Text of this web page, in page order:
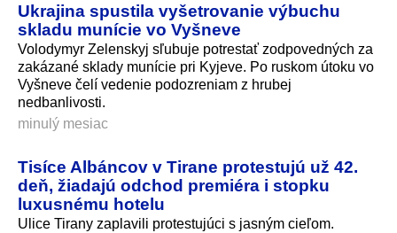
Ukrajina spustila vyšetrovanie výbuchu
skladu munície vo Vyšneve
Volodymyr Zelenskyj sľubuje potrestať zodpovedných za
zakázané sklady munície pri Kyjeve. Po ruskom útoku vo
Vyšneve čelí vedenie podozreniam z hrubej
nedbanlivosti.
minulý mesiac
Tisíce Albáncov v Tirane protestujú už 42.
deň, žiadajú odchod premiéra i stopku
luxusnému hotelu
Ulice Tirany zaplavili protestujúci s jasným cieľom.